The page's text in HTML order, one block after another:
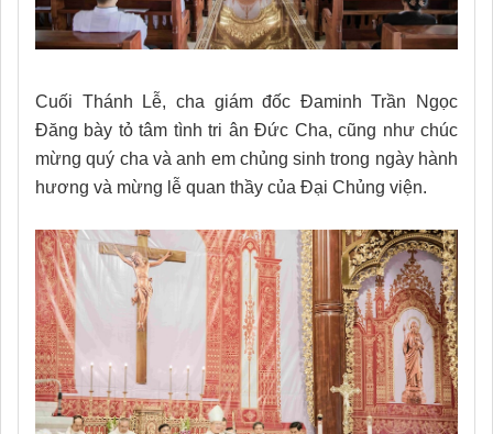
Cuối Thánh Lễ, cha giám đốc Đaminh Trần Ngọc
Đăng bày tỏ tâm tình tri ân Đức Cha, cũng như chúc
mừng quý cha và anh em chủng sinh trong ngày hành
hương và mừng lễ quan thầy của Đại Chủng viện.